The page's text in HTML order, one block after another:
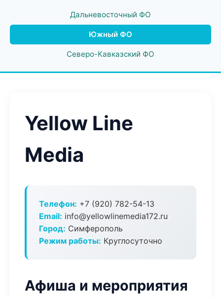
Дальневосточный ФО
Южный ФО
Северо-Кавказский ФО
Yellow Line
Media
Телефон: +7 (920) 782-54-13
Email: info@yellowlinemedia172.ru
Город: Симферополь
Режим работы: Круглосуточно
Афиша и мероприятия